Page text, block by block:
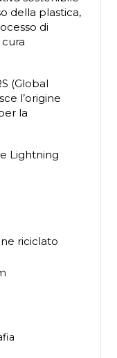
della plastica,
di
(Global
l’origine
la
Lightning
riciclato